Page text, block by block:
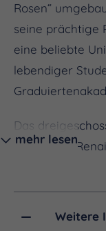
Rosen“
seine prächtige
eine beliebte
lebendiger
Das
auffälligen
mehr lesen
Weitere